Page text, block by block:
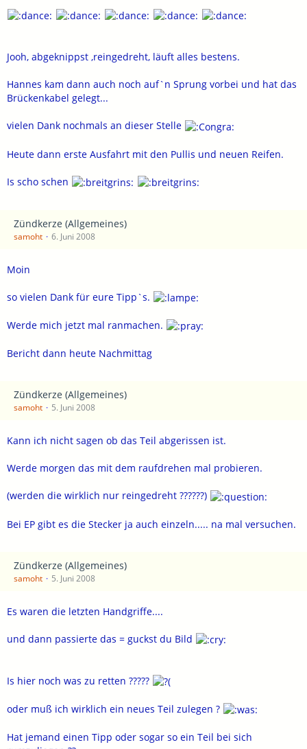
Jooh, abgeknippst ,reingedreht, läuft alles bestens.
Hannes kam dann auch noch auf`n Sprung vorbei und hat das
Brückenkabel gelegt...
vielen Dank nochmals an dieser Stelle
Heute dann erste Ausfahrt mit den Pullis und neuen Reifen.
Is scho schen
Zündkerze (Allgemeines)
samoht 6. Juni 2008
Moin
so vielen Dank für eure Tipp`s.
Werde mich jetzt mal ranmachen.
Bericht dann heute Nachmittag
Zündkerze (Allgemeines)
samoht 5. Juni 2008
Kann ich nicht sagen ob das Teil abgerissen ist.
Werde morgen das mit dem raufdrehen mal probieren.
(werden die wirklich nur reingedreht ??????)
Bei EP gibt es die Stecker ja auch einzeln..... na mal versuchen.
Zündkerze (Allgemeines)
samoht 5. Juni 2008
Es waren die letzten Handgriffe....
und dann passierte das = guckst du Bild
Is hier noch was zu retten ?????
oder muß ich wirklich ein neues Teil zulegen ?
Hat jemand einen Tipp oder sogar so ein Teil bei sich